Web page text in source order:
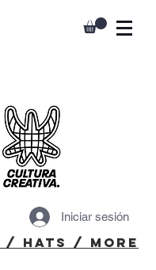
Iniciar sesión
/ Hats / More